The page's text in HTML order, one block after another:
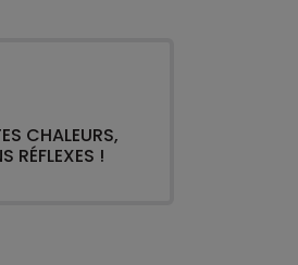
CHALEURS,
RÉFLEXES !